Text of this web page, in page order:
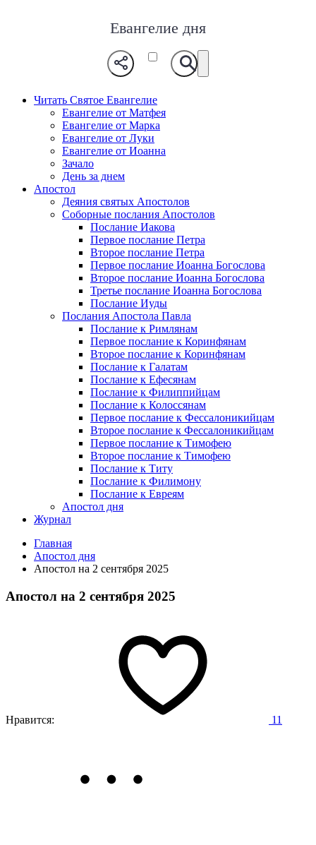
Евангелие дня
Читать Святое Евангелие
Евангелие от Матфея
Евангелие от Марка
Евангелие от Луки
Евангелие от Иоанна
Зачало
День за днем
Апостол
Деяния святых Апостолов
Соборные послания Апостолов
Послание Иакова
Первое послание Петра
Второе послание Петра
Первое послание Иоанна Богослова
Второе послание Иоанна Богослова
Третье послание Иоанна Богослова
Послание Иуды
Послания Апостола Павла
Послание к Римлянам
Первое послание к Коринфянам
Второе послание к Коринфянам
Послание к Галатам
Послание к Ефесянам
Послание к Филиппийцам
Послание к Колоссянам
Первое послание к Фессалоникийцам
Второе послание к Фессалоникийцам
Первое послание к Тимофею
Второе послание к Тимофею
Послание к Титу
Послание к Филимону
Послание к Евреям
Апостол дня
Журнал
Главная
Апостол дня
Апостол на 2 сентября 2025
Апостол на 2 сентября 2025
Нравится: 11